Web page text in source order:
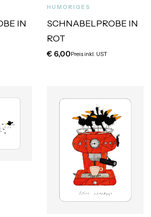
IN
HUMORIGES
SCHNABELPROBE IN
ROT
€ 6,00Preis inkl. UST